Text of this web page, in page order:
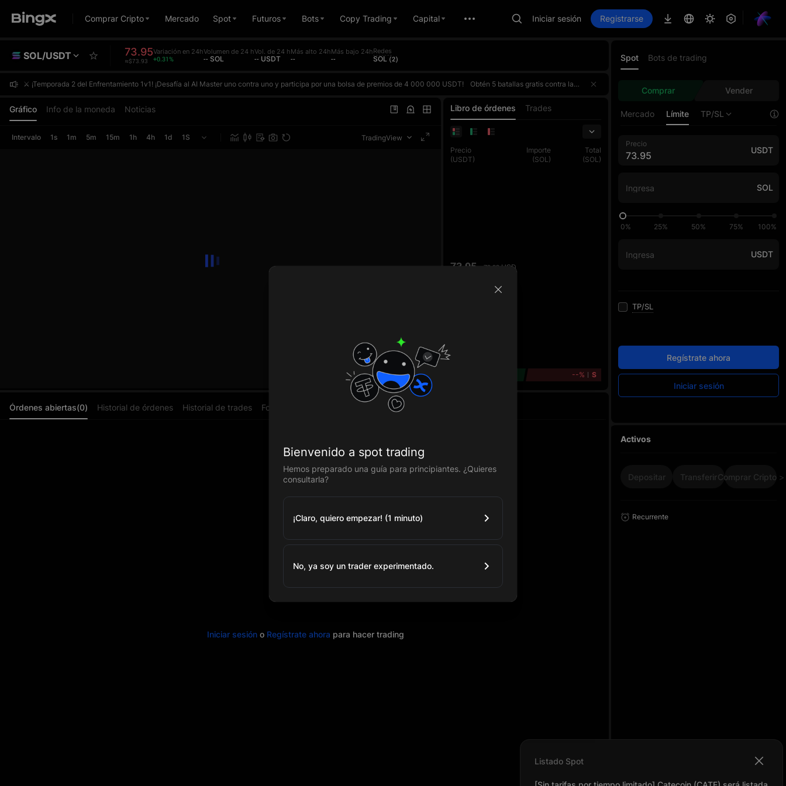
Comprar Cripto Mercado Spot Futuros Bots Copy Trading Capital Iniciar sesión Registrarse
SOL/USDT 73.95
≈$73.93
Variación en 24h
+0.31%
Volumen de 24 h
-- SOL
Vol. de 24 h
-- USDT
Más alto 24h
--
Más bajo 24h
--
Redes
SOL (2)
⚔️ ¡Temporada 2 del Enfrentamiento 1v1! ¡Desafía al AI Master uno contra uno y participa por una bolsa de premios de 4 000 000 USDT!
Obtén 5 batallas gratis contra la IA cada día y compite contra ella según tu ROI real. Gana para acumular puntos y subir en el ranking diario. El premio del top 1 diario es de hasta 10 000 USDT. Cada trade de futuros también cuenta para el concurso de volumen de trading, donde el top 1 de cada fase gana exclusivamente 100 000 USDT. ¡Participa una vez y obtén el doble de recompensas!¡Regístrate ahora, desafía al AI Master y participa por una bolsa premios de 4 000 000 USDT!🌟 Puntos destacados
Gráfico Info de la moneda Noticias
Intervalo 1s 1m 5m 15m 1h 4h 1d 1S TradingView
Libro de órdenes Trades
Precio
(USDT)
Importe
(SOL)
Total
(SOL)
73.95 73.93USD
--% S
Spot Bots de trading
Comprar Vender
Mercado Límite TP/SL
Precio
USDT
SOL
0% 25% 50% 75% 100%
USDT
TP/SL
Regístrate ahora
Iniciar sesión
Activos
Depositar TransferirComprar Cripto >
Recurrente
Órdenes abiertas(0) Historial de órdenes Historial de trades Fondos
Iniciar sesión o Regístrate ahora para hacer trading
Listado Spot
Bienvenido a spot trading
Hemos preparado una guía para principiantes. ¿Quieres
consultarla?
¡Claro, quiero empezar! (1 minuto)
No, ya soy un trader experimentado.